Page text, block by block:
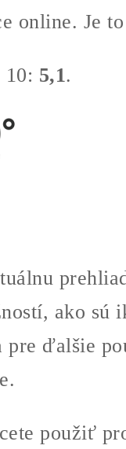
online. Je
5,1.
ako sú
ďalšie
použiť